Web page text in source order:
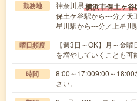
勤務地 神奈川県横浜市保土ヶ谷
保土ケ谷駅から---分／天
星川駅から---分／上星川
曜日頻度
【週3日～OK】月～金
を増やしていくことも可
時間
8:00～17:009:00～18:00
さい。